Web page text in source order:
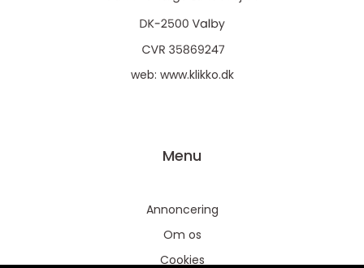
web: www.klikko.dk
Menu
Annoncering
Om os
Cookies